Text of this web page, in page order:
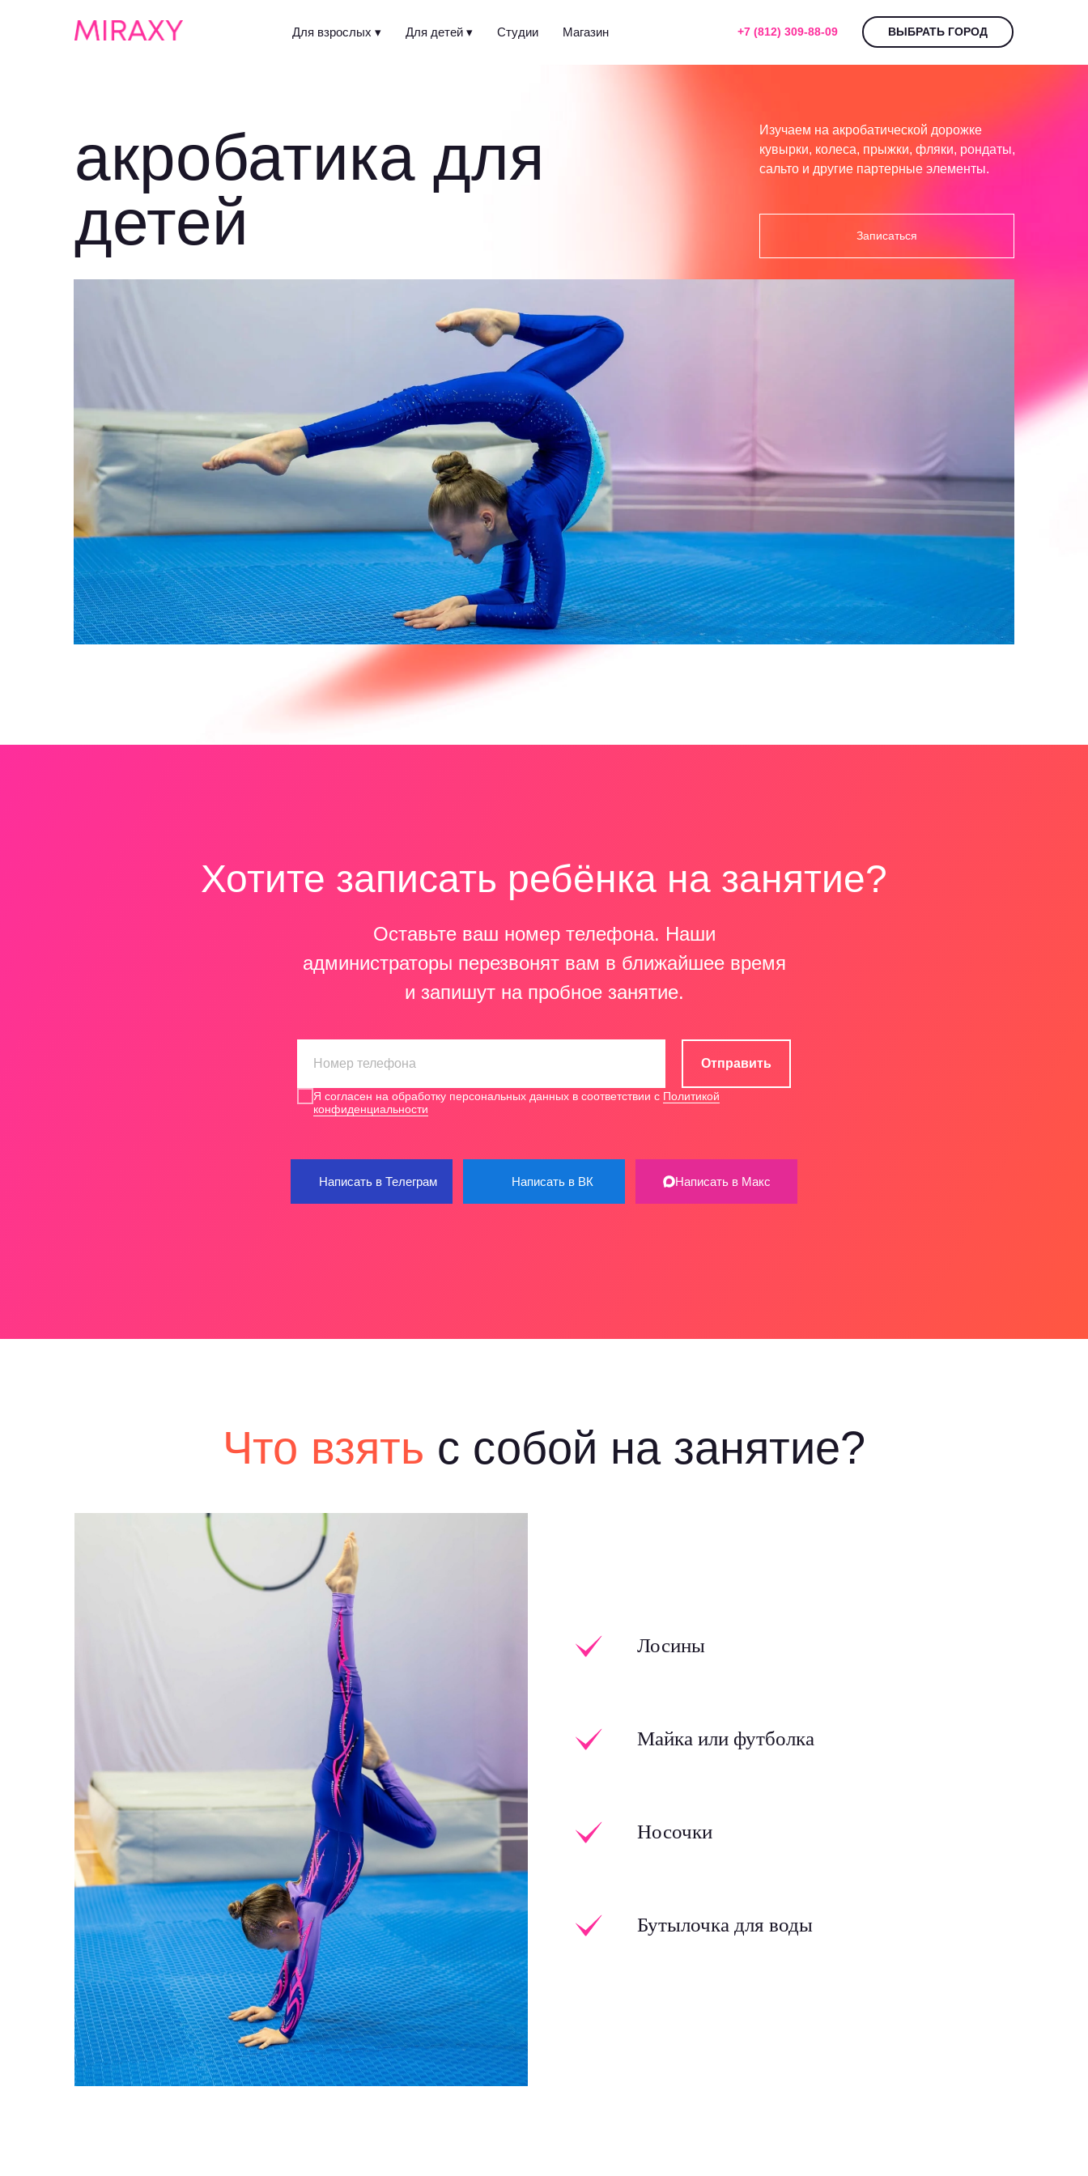
Для взрослых ▾ Для детей ▾ Студии Магазин +7 (812) 309-88-09 ВЫБРАТЬ ГОРОД
акробатика для
детей
Записаться
Изучаем на акробатической дорожке
кувырки, колеса, прыжки, фляки, рондаты,
сальто и другие партерные элементы.
Хотите записать ребёнка на занятие?
Оставьте ваш номер телефона. Наши
администраторы перезвонят вам в ближайшее время
и запишут на пробное занятие.
Я согласен на обработку персональных данных в соответствии с Политикой
конфиденциальности
Отправить
Написать в Макс
Написать в ВК
Написать в Телеграм
Что взять с собой на занятие?
Лосины
Майка или футболка
Носочки
Бутылочка для воды